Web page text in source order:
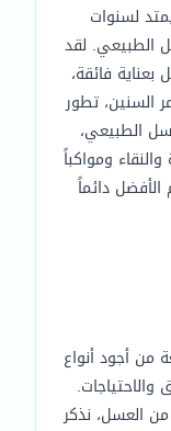
لسنوات
الطبيعي. لقد
فائقة،
السنين، تطور
الطبيعي،
ومواكباً
دائماً
من أجود أنواع
العسل، نذكر